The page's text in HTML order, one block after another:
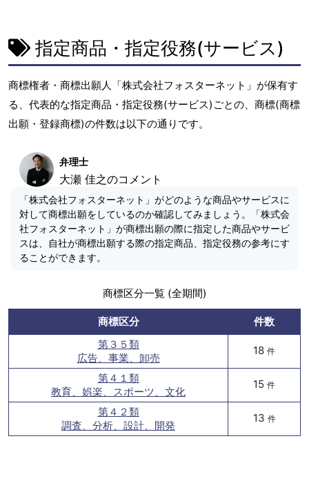
指定商品・指定役務(サービス)
商標権者・商標出願人「株式会社フォスターネット」が保有す
る、代表的な指定商品・指定役務(サービス)ごとの、商標(商標
出願・登録商標)の件数は以下の通りです。
弁理士
大瀬 佳之のコメント
「株式会社フォスターネット」がどのような商品やサービスに
対して商標出願をしているのか確認してみましょう。「株式会
社フォスターネット」が商標出願の際に指定した商品やサービ
スは、自社が商標出願する際の指定商品、指定役務の参考にす
ることができます。
商標区分一覧 (全期間)
商標区分
件数
第３５類
広告、事業、卸売
18 件
第４１類
教育、娯楽、スポーツ、文化
15 件
第４２類
調査、分析、設計、開発
13 件